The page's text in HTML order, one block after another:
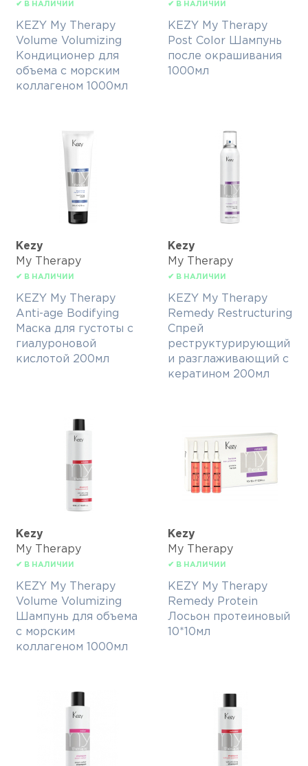
✔ В НАЛИЧИИ
KEZY My Therapy
Volume Volumizing
Кондиционер для
объема с морским
коллагеном 1000мл
✔ В НАЛИЧИИ
KEZY My Therapy
Post Color Шампунь
после окрашивания
1000мл
Kezy
My Therapy
✔ В НАЛИЧИИ
KEZY My Therapy
Anti-age Bodifying
Маска для густоты с
гиалуроновой
кислотой 200мл
Kezy
My Therapy
✔ В НАЛИЧИИ
KEZY My Therapy
Remedy Restructuring
Спрей
реструктурирующий
и разглаживающий с
кератином 200мл
Kezy
My Therapy
✔ В НАЛИЧИИ
KEZY My Therapy
Volume Volumizing
Шампунь для объема
с морским
коллагеном 1000мл
Kezy
My Therapy
✔ В НАЛИЧИИ
KEZY My Therapy
Remedy Protein
Лосьон протеиновый
10*10мл